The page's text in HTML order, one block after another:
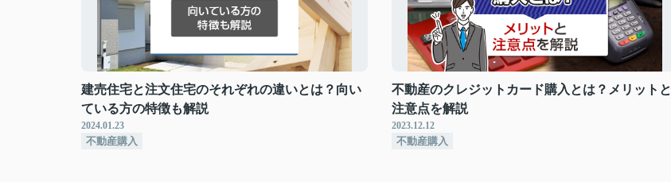
建売住宅と注文住宅のそれぞれの違いとは？向い
ている方の特徴も解説
2024.01.23
不動産購入
不動産のクレジットカード購入とは？メリットと
注意点を解説
2023.12.12
不動産購入